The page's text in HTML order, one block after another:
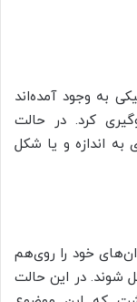
به وجود آمده‌اند
کرد. در حالت
به اندازه و یا شکل
خود را روی‌هم
شوند. در این حالت